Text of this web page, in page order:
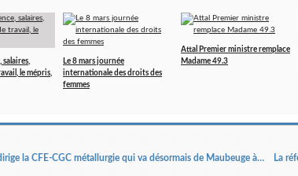
salaires,
le mépris,
Le 8 mars journée
internationale des droits des
femmes
Attal Premier ministre remplace
Madame 49.3
Non cadre, il dirige la CFE-CGC métallurgie qui va désormais de Maubeuge à Cambrai